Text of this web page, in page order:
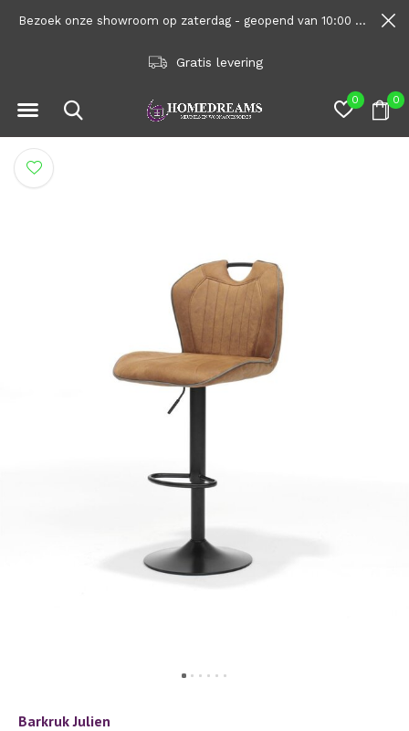
0 0
Gratis levering
Bezoek onze showroom op zaterdag - geopend van 10:00 tot 1600
Barkruk Julien